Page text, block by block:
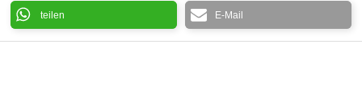
teilen E-Mail